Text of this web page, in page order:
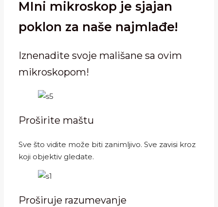
MIni mikroskop je sjajan
poklon za naše najmlađe!
Iznenadite svoje mališane sa ovim
mikroskopom!
Proširite maštu
Sve što vidite može biti zanimljivo. Sve zavisi kroz
koji objektiv gledate.
Proširuje razumevanje